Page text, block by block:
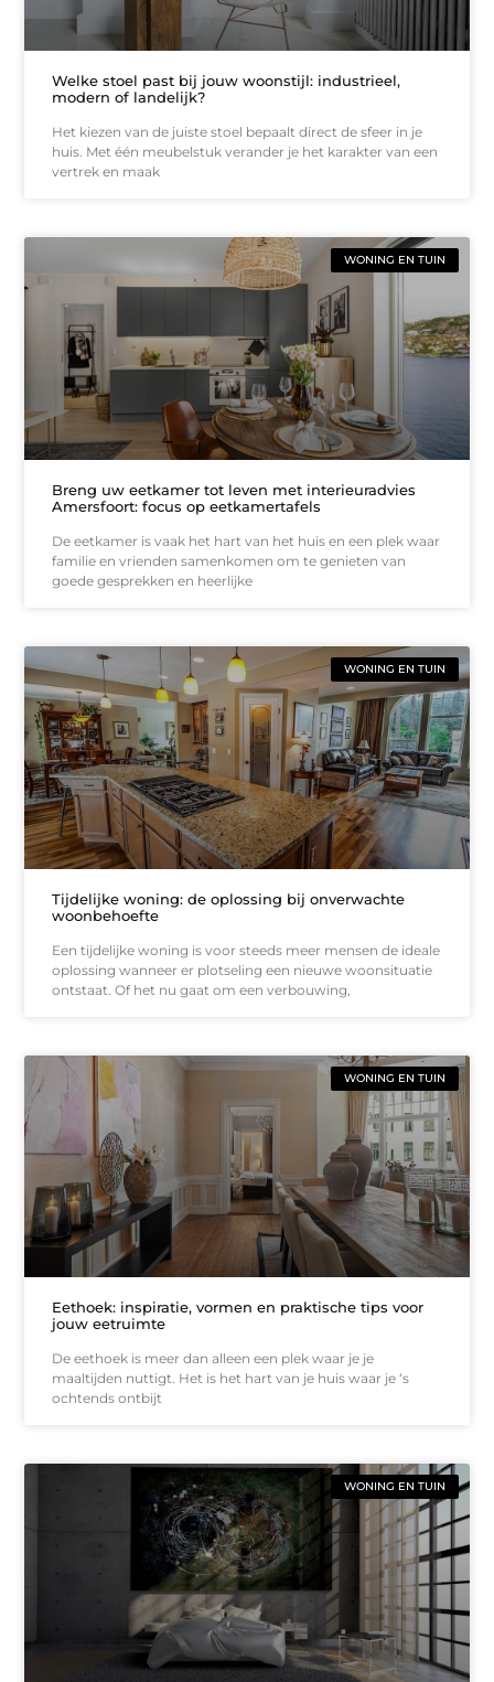
Welke stoel past bij jouw woonstijl: industrieel,
modern of landelijk?
Het kiezen van de juiste stoel bepaalt direct de sfeer in je
huis. Met één meubelstuk verander je het karakter van een
vertrek en maak
WONING EN TUIN
Breng uw eetkamer tot leven met interieuradvies
Amersfoort: focus op eetkamertafels
De eetkamer is vaak het hart van het huis en een plek waar
familie en vrienden samenkomen om te genieten van
goede gesprekken en heerlijke
WONING EN TUIN
Tijdelijke woning: de oplossing bij onverwachte
woonbehoefte
Een tijdelijke woning is voor steeds meer mensen de ideale
oplossing wanneer er plotseling een nieuwe woonsituatie
ontstaat. Of het nu gaat om een verbouwing,
WONING EN TUIN
Eethoek: inspiratie, vormen en praktische tips voor
jouw eetruimte
De eethoek is meer dan alleen een plek waar je je
maaltijden nuttigt. Het is het hart van je huis waar je ‘s
ochtends ontbijt
WONING EN TUIN